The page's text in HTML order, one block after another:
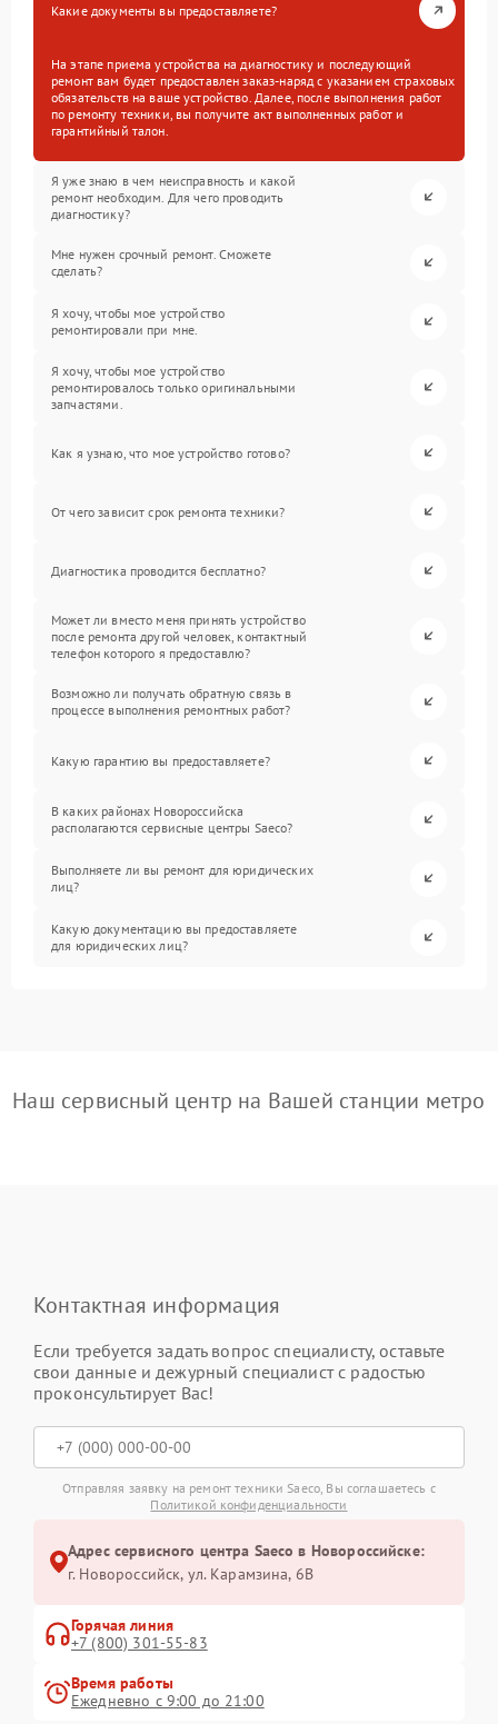
Какие документы вы предоставляете?
На этапе приема устройства на диагностику и последующий
ремонт вам будет предоставлен заказ-наряд с указанием страховых
обязательств на ваше устройство. Далее, после выполнения работ
по ремонту техники, вы получите акт выполненных работ и
гарантийный талон.
Я уже знаю в чем неисправность и какой
ремонт необходим. Для чего проводить
диагностику?
Мне нужен срочный ремонт. Сможете
сделать?
Я хочу, чтобы мое устройство
ремонтировали при мне.
Я хочу, чтобы мое устройство
ремонтировалось только оригинальными
запчастями.
Как я узнаю, что мое устройство готово?
От чего зависит срок ремонта техники?
Диагностика проводится бесплатно?
Может ли вместо меня принять устройство
после ремонта другой человек, контактный
телефон которого я предоставлю?
Возможно ли получать обратную связь в
процессе выполнения ремонтных работ?
Какую гарантию вы предоставляете?
В каких районах Новороссийска
располагаются сервисные центры Saeco?
Выполняете ли вы ремонт для юридических
лиц?
Какую документацию вы предоставляете
для юридических лиц?
Наш сервисный центр на Вашей станции метро
Контактная информация
Если требуется задать вопрос специалисту, оставьте
свои данные и дежурный специалист с радостью
проконсультирует Вас!
Отправляя заявку на ремонт техники Saeco, Вы соглашаетесь с
Политикой конфиденциальности
Адрес сервисного центра Saeco в Новороссийске:
г. Новороссийск, ул. Карамзина, 6В
Горячая линия
+7 (800) 301-55-83
Время работы
Ежедневно с 9:00 до 21:00